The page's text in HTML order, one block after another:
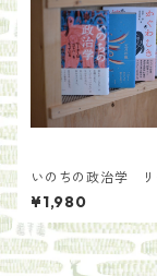
いのちの政治学 リ
「コトバ」をもって
島 岳志(著/文)若松
文)
¥1,980